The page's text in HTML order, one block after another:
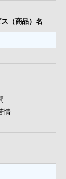
（商品）名
情